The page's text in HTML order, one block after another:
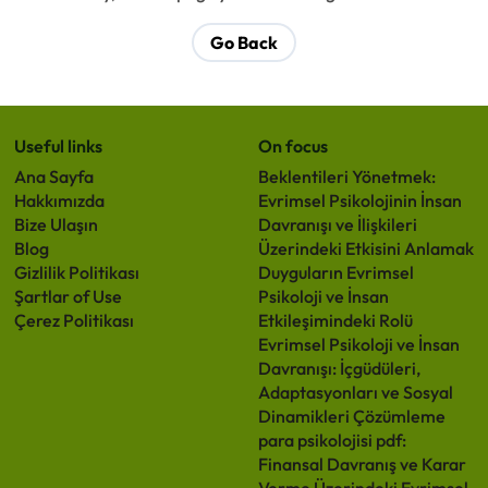
Go Back
Useful links
Ana Sayfa
Hakkımızda
Bize Ulaşın
Blog
Gizlilik Politikası
Şartlar of Use
Çerez Politikası
On focus
Beklentileri Yönetmek:
Evrimsel Psikolojinin İnsan
Davranışı ve İlişkileri
Üzerindeki Etkisini Anlamak
Duyguların Evrimsel
Psikoloji ve İnsan
Etkileşimindeki Rolü
Evrimsel Psikoloji ve İnsan
Davranışı: İçgüdüleri,
Adaptasyonları ve Sosyal
Dinamikleri Çözümleme
para psikolojisi pdf:
Finansal Davranış ve Karar